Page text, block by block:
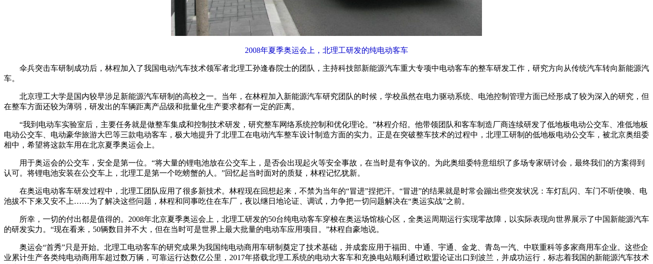
2008年夏季奥运会上，北理工研发的纯电动客车
伞兵突击车研制成功后，林程加入了我国电动汽车技术领军者北理工孙逢春院士的团队，主持科技部新能源汽车重大专项中电动客车的整车研发工作，研究方向从传统汽车转向新能源汽
车。
北京理工大学是国内较早涉足新能源汽车研制的高校之一。当年，在林程加入新能源汽车研究团队的时候，学校虽然在电力驱动系统、电池控制管理方面已经形成了较为深入的研究，但
在整车方面还较为薄弱，研发出的车辆距离产品级和批量化生产要求都有一定的距离。
“我到电动车实验室后，主要任务就是做整车集成和控制技术研发，研究整车网络系统控制和优化理论。”林程介绍。他带领团队和客车制造厂商连续研发了低地板电动公交车、准低地板
电动公交车、电动豪华旅游大巴等三款电动客车，极大地提升了北理工在电动汽车整车设计制造方面的实力。正是在突破整车技术的过程中，北理工研制的低地板电动公交车，被北京奥组委
相中，希望将这款车用在北京夏季奥运会上。
用于奥运会的公交车，安全是第一位。“将大量的锂电池放在公交车上，是否会出现起火等安全事故，在当时是有争议的。为此奥组委特意组织了多场专家研讨会，最终我们的方案得到
认可。将锂电池安装在公交车上，北理工是第一个吃螃蟹的人。”回忆起当时面对的质疑，林程记忆犹新。
在奥运电动客车研发过程中，北理工团队应用了很多新技术。林程现在回想起来，不禁为当年的“冒进”捏把汗。“冒进”的结果就是时常会蹦出些突发状况：车灯乱闪、车门不听使唤、电
池拔不下来又安不上……为了解决这些问题，林程和同事吃住在车厂，夜以继日地论证、调试，力争把一切问题解决在“奥运实战”之前。
所幸，一切的付出都是值得的。2008年北京夏季奥运会上，北理工研发的50台纯电动客车穿梭在奥运场馆核心区，全奥运周期运行实现零故障，以实际表现向世界展示了中国新能源汽车
的研发实力。“现在看来，50辆数目并不大，但在当时可是世界上最大批量的电动车应用项目。”林程自豪地说。
奥运会“首秀”只是开始。北理工电动客车的研究成果为我国纯电动商用车研制奠定了技术基础，并成套应用于福田、中通、宇通、金龙、青岛一汽、中联重科等多家商用车企业。这些企
业累计生产各类纯电动商用车超过数万辆，可靠运行达数亿公里，2017年搭载北理工系统的电动大客车和充换电站顺利通过欧盟论证出口到波兰，并成功运行，标志着我国的新能源汽车技术